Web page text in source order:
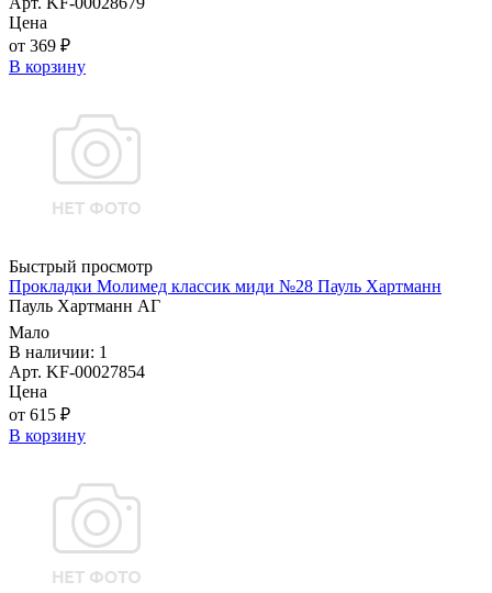
Цена
от 369 ₽
В корзину
Быстрый просмотр
Прокладки Молимед классик миди №28 Пауль Хартманн
Пауль Хартманн AГ
Мало
В наличии: 1
Арт. KF-00027854
Цена
от 615 ₽
В корзину